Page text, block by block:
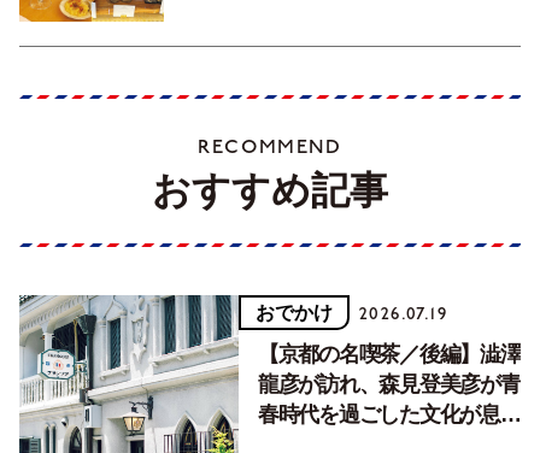
RECOMMEND
おすすめ記事
おでかけ 2026.07.19
【京都の名喫茶／後編】澁澤
龍彦が訪れ、森見登美彦が青
春時代を過ごした文化が息づ